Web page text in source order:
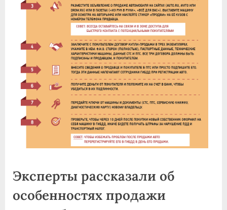
Эксперты рассказали об
особенностях продажи